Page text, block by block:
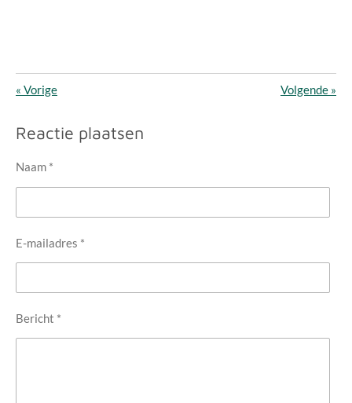
« Vorige Volgende »
Reactie plaatsen
Naam *
E-mailadres *
Bericht *